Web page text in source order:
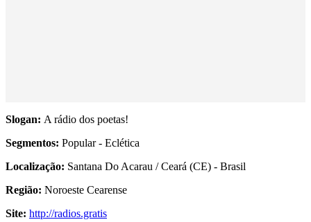
Slogan: A rádio dos poetas!
Segmentos: Popular - Eclética
Localização: Santana Do Acarau / Ceará (CE) - Brasil
Região: Noroeste Cearense
Site: http://radios.gratis